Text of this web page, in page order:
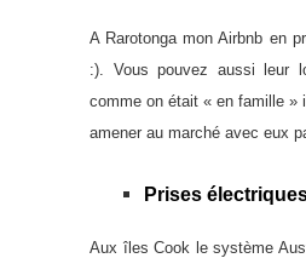
A Rarotonga mon Airbnb en
:). Vous pouvez aussi leur
comme on était « en famille »
amener au marché avec eux
Prises
Aux îles Cook le système